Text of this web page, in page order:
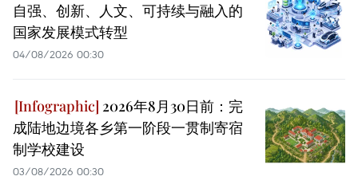
自强、创新、人文、可持续与融入的
国家发展模式转型
04/08/2026 00:30
2026年8月30日前：完
成陆地边境各乡第一阶段一贯制寄宿
制学校建设
03/08/2026 00:30